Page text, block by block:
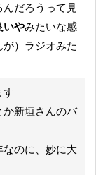
だろうって見
いやみたいな感
）ラジオみた
す
新垣さんのバ
のに、妙に大